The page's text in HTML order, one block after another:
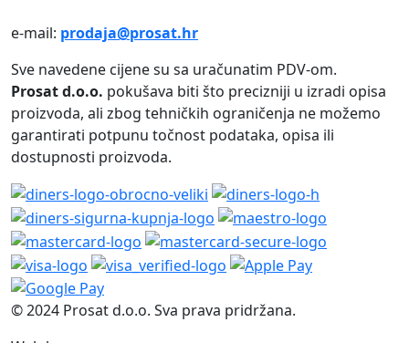
e-mail: prodaja@prosat.hr
Sve navedene cijene su sa uračunatim PDV-om.
Prosat d.o.o. pokušava biti što precizniji u izradi opisa
proizvoda, ali zbog tehničkih ograničenja ne možemo
garantirati potpunu točnost podataka, opisa ili
dostupnosti proizvoda.
© 2024 Prosat d.o.o. Sva prava pridržana.